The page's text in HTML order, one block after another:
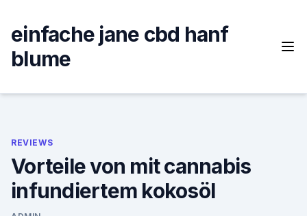
content
einfache jane cbd hanf
blume
REVIEWS
Vorteile von mit cannabis
infundiertem kokosöl